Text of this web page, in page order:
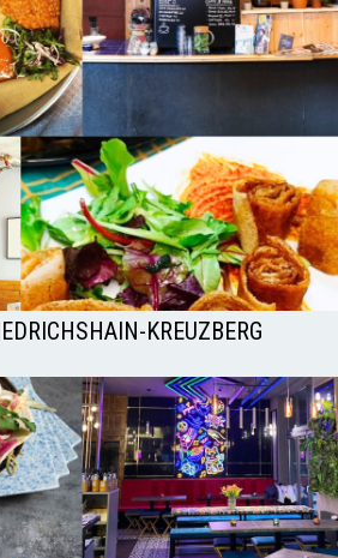
KREUZBERG